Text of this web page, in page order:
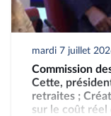
mardi 7 juillet
Commission
Cette,
retraites ;
sur le coût réel